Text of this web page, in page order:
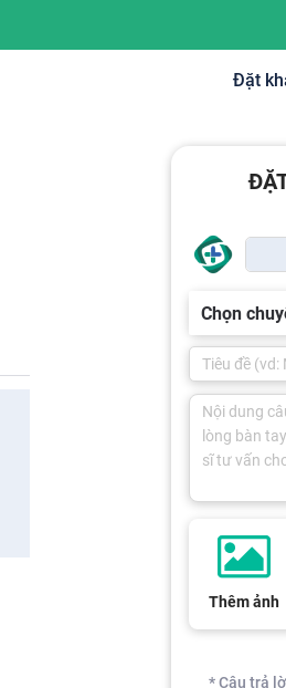
Đặt
Chọn
Thêm ảnh
* Câu trả